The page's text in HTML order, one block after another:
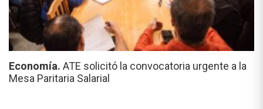
Economía. ATE solicitó la convocatoria urgente a la
Mesa Paritaria Salarial